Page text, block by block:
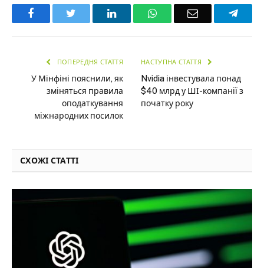
Facebook LinkedInWhatsAppEmail
ПОПЕРЕДНЯ СТАТТЯ
У Мінфіні пояснили, як
зміняться правила
оподаткування
міжнародних посилок
НАСТУПНА СТАТТЯ
Nvidia інвестувала понад
$40 млрд у ШІ-компанії з
початку року
СХОЖІ СТАТТІ